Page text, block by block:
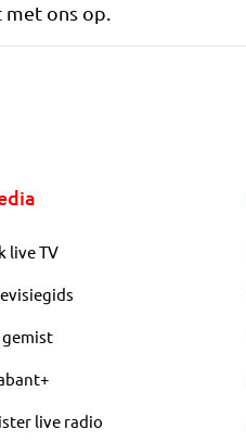
met ons op.
live TV
gemist
live radio